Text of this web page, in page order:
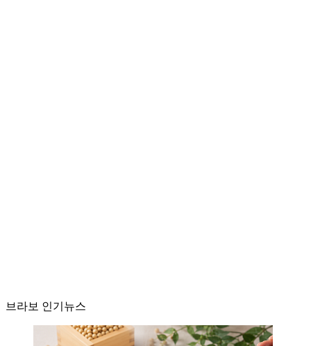
브라보 인기뉴스